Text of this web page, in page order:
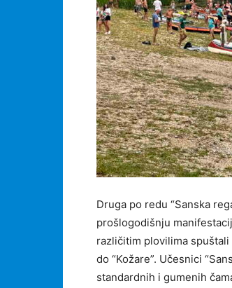
Druga po redu “Sanska
prošlogodišnju
različitim plovilima
do “Kožare”. Učesnici
standardnih i gumenih